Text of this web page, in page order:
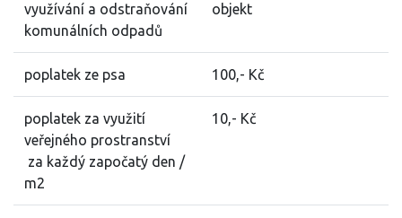
využívání a odstraňování
komunálních odpadů
objekt
poplatek ze psa 100,- Kč
poplatek za využití
veřejného prostranství
za každý započatý den /
m2
10,- Kč